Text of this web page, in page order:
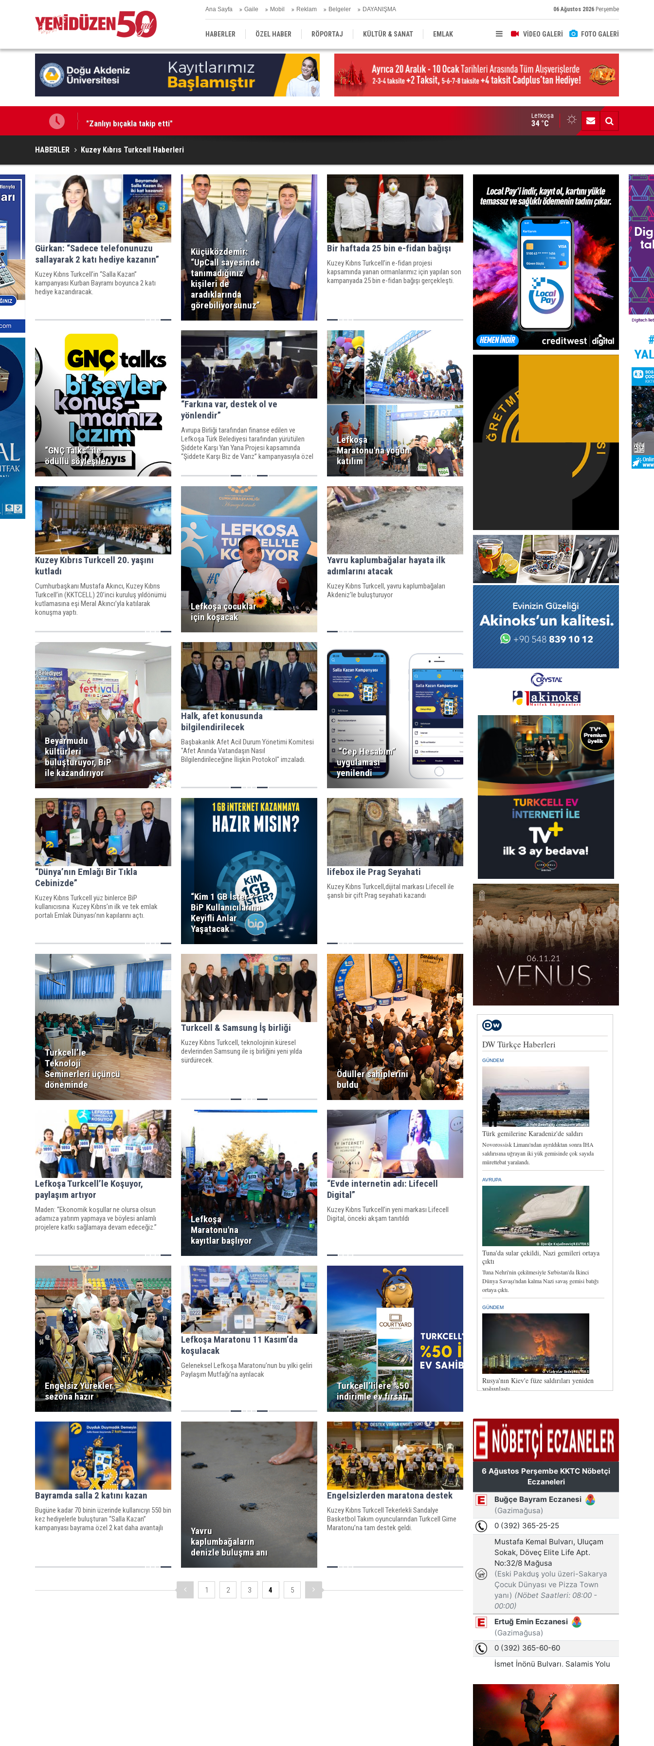
Ana Sayfa Gaile Mobil Reklam Belgeler DAYANIŞMA 06 Ağustos 2026 Perşembe
VİDEO GALERİ FOTO GALERİ
HABERLER ÖZEL HABER RÖPORTAJ KÜLTÜR & SANAT EMLAK
EĞİTİM YEREL YÖNETİM DERGİLER SEKTÖR
"Zanlıyı bıçakla takip etti" Kıbrıs Türk Üniversite Öğrencileri Kongresi için kayıtlar sürüyor
Lefkoşa
34 °C
HABERLER Kuzey Kıbrıs Turkcell Haberleri
Gürkan: “Sadece telefonunuzu
sallayarak 2 katı hediye kazanın”
Kuzey Kıbrıs Turkcell’in “Salla Kazan”
kampanyası Kurban Bayramı boyunca 2 katı
hediye kazandıracak.
Küçüközdemir:
“UpCall sayesinde
tanımadığınız
kişileri de
aradıklarında
görebiliyorsunuz”
Bir haftada 25 bin e-fidan bağışı
Kuzey Kıbrıs Turkcell’in e-fidan projesi
kapsamında yanan ormanlarımız için yapılan son
kampanyada 25 bin e-fidan bağışı gerçekleşti.
“GNÇ Talks” ile
ödüllü söyleşiler
“Farkına var, destek ol ve
yönlendir”
Avrupa Birliği tarafından finanse edilen ve
Lefkoşa Türk Belediyesi tarafından yürütülen
Şiddete Karşı Yan Yana Projesi kapsamında
“Şiddete Karşı Biz de Varız” kampanyasıyla özel
başlatıldı.
Lefkoşa
Maratonu'na yoğun
katılım
Kuzey Kıbrıs Turkcell 20. yaşını
kutladı
Cumhurbaşkanı Mustafa Akıncı, Kuzey Kıbrıs
Turkcell’in (KKTCELL) 20’inci kuruluş yıldönümü
kutlamasına eşi Meral Akıncı’yla katılarak
konuşma yaptı.
Lefkoşa çocuklar
için koşacak
Yavru kaplumbağalar hayata ilk
adımlarını atacak
Kuzey Kıbrıs Turkcell, yavru kaplumbağaları
Akdeniz’le buluşturuyor
Beyarmudu
kültürleri
buluşturuyor, BiP
ile kazandırıyor
Halk, afet konusunda
bilgilendirilecek
Başbakanlık Afet Acil Durum Yönetimi Komitesi
"Afet Anında Vatandaşın Nasıl
Bilgilendirileceğine İlişkin Protokol" imzaladı.
“Cep Hesabım”
uygulaması
yenilendi
“Dünya’nın Emlağı Bir Tıkla
Cebinizde”
Kuzey Kıbrıs Turkcell yüz binlerce BiP
kullanıcısına Kuzey Kıbrıs’ın ilk ve tek emlak
portalı Emlak Dünyası’nın kapılarını açtı.
“Kim 1 GB İster ?”
BiP Kullanıcılarına
Keyifli Anlar
Yaşatacak
lifebox ile Prag Seyahati
Kuzey Kıbrıs Turkcell,dijital markası Lifecell ile
şanslı bir çift Prag seyahati kazandı
Turkcell’le
Teknoloji
Seminerleri üçüncü
döneminde
Turkcell & Samsung İş birliği
Kuzey Kıbrıs Turkcell, teknolojinin küresel
devlerinden Samsung ile iş birliğini yeni yılda
sürdürecek.
Ödüller sahiplerini
buldu
Lefkoşa Turkcell’le Koşuyor,
paylaşım artıyor
Maden: “Ekonomik koşullar ne olursa olsun
adamıza yatırım yapmaya ve böylesi anlamlı
projelere katkı sağlamaya devam edeceğiz.”
Lefkoşa
Maratonu'na
kayıtlar başlıyor
“Evde internetin adı: Lifecell
Digital”
Kuzey Kıbrıs Turkcell’in yeni markası Lifecell
Digital, önceki akşam tanıtıldı
Engelsiz Yürekler
sezona hazır
Lefkoşa Maratonu 11 Kasım’da
koşulacak
Geleneksel Lefkoşa Maratonu’nun bu yılki geliri
Paylaşım Mutfağı’na ayrılacak
Turkcell’lilere %50
indirimle ev fırsatı
Bayramda salla 2 katını kazan
Bugüne kadar 70 binin üzerinde kullanıcıyı 550 bin
kez hediyelerle buluşturan “Salla Kazan”
kampanyası bayrama özel 2 kat daha avantajlı
Yavru
kaplumbağaların
denizle buluşma anı
Engelsizlerden maratona destek
Kuzey Kıbrıs Turkcell Tekerlekli Sandalye
Basketbol Takım oyuncularından Turkcell Girne
Maratonu’na tam destek geldi.
1 2 3 4 5